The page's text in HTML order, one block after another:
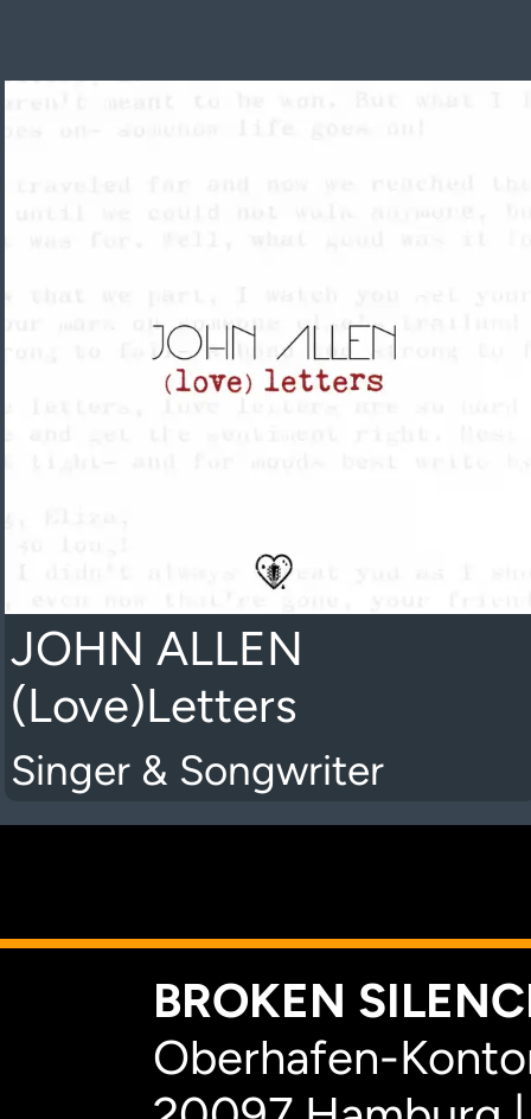
JOHN ALLEN
(Love)Letters
Singer & Songwriter
BROKEN
Oberhafen-